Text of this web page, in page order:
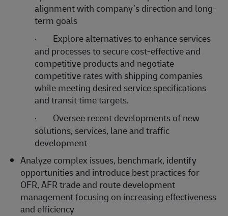
alignment with company’s direction and long-
term goals
·
Explore alternatives to enhance services
and processes to secure cost-effective and
competitive products and negotiate
competitive rates with shipping companies
while meeting desired service specifications
and transit time targets.
·
Oversee recent developments of new
solutions, services, lane and traffic
development
Analyze complex issues, benchmark, identify
opportunities and introduce best practices for
OFR, AFR trade and route development
management focusing on increasing effectiveness
and efficiency